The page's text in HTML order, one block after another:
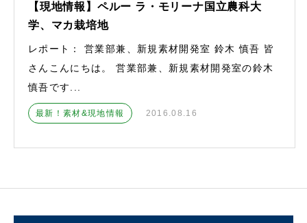
【現地情報】ペルー ラ・モリーナ国立農科大
学、マカ栽培地
レポート： 営業部兼、新規素材開発室 鈴木 慎吾 皆
さんこんにちは。 営業部兼、新規素材開発室の鈴木
慎吾です...
最新！素材&現地情報 2016.08.16